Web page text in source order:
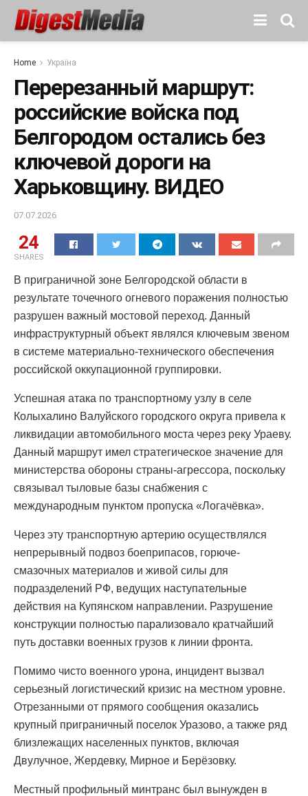
Home Україна
Перерезанный маршрут:
российские войска под
Белгородом остались без
ключевой дороги на
Харьковщину. ВИДЕО
07.07.2026
24
SHARES
В приграничной зоне Белгородской области в
результате точечного огневого поражения полностью
разрушен важный мостовой переход. Данный
инфраструктурный объект являлся ключевым звеном
в системе материально-технического обеспечения
российской оккупационной группировки.
Успешная атака по транспортному узлу в селе
Колыхалино Валуйского городского округа привела к
ликвидации автомобильного моста через реку Ураеву.
Данный маршрут имел стратегическое значение для
министерства обороны страны-агрессора, поскольку
связывал тыловые базы снабжения с
международным пунктом пропуска «Логачёвка».
Через эту транспортную артерию осуществлялся
непрерывный подвоз боеприпасов, горюче-
смазочных материалов и живой силы для
подразделений РФ, ведущих наступательные
действия на Купянском направлении. Разрушение
конструкции полностью парализовало кратчайший
путь доставки военных грузов к линии фронта.
Помимо чисто военного урона, инцидент вызвал
серьезный логистический кризис на местном уровне.
Отрезанными от прямого сообщения оказались
крупный приграничный поселок Уразово, а также ряд
близлежащих населенных пунктов, включая
Двулучное, Жердевку, Мирное и Берёзовку.
Местный профильный минтранс был вынужден в